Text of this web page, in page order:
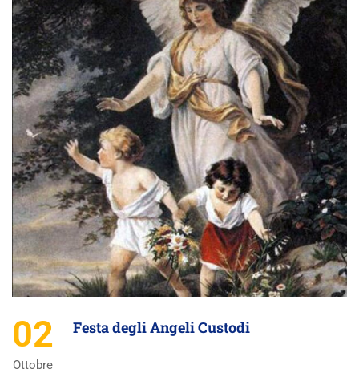
02
Ottobre
Festa degli Angeli Custodi